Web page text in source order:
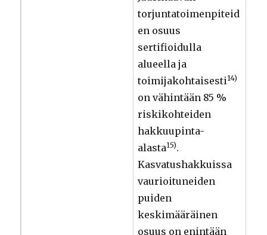
torjuntatoimenpiteid
en osuus
sertifioidulla
alueella ja
toimijakohtaisesti14)
on vähintään 85 %
riskikohteiden
hakkuupinta-
alasta15).
Kasvatushakkuissa
vaurioituneiden
puiden
keskimääräinen
osuus on enintään